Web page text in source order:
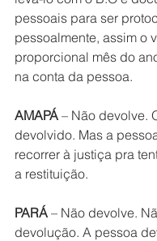
pessoais para ser
pessoalmente, assim o
proporcional mês do
na conta da pessoa.
AMAPÁ – Não devolve.
devolvido. Mas a
recorrer à justiça pra
a restituição.
PARÁ – Não devolve.
devolução. A pessoa